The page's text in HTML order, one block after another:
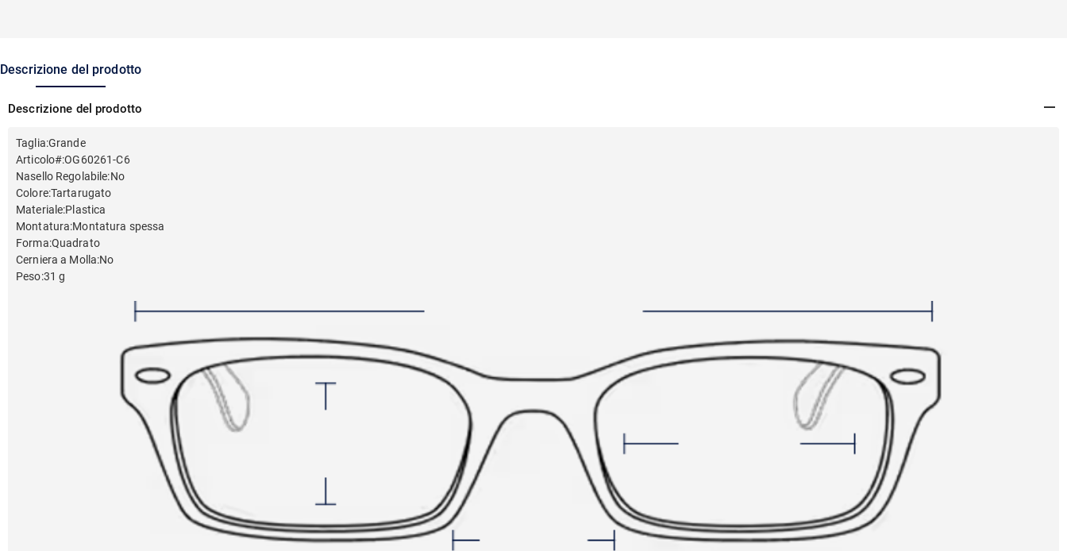
Descrizione del prodotto
Descrizione del prodotto
Taglia:Grande
Articolo#:OG60261-C6
Nasello Regolabile:No
Colore:Tartarugato
Materiale:Plastica
Montatura:Montatura spessa
Forma:Quadrato
Cerniera a Molla:No
Peso:31 g